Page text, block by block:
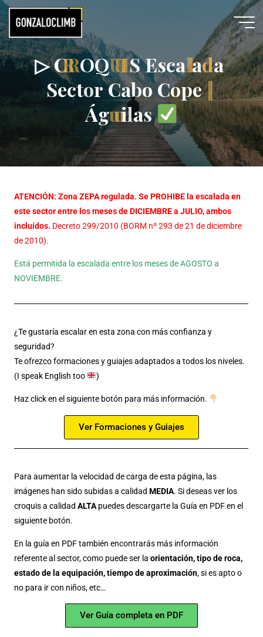
▷CROQUISEscalada
SectorCaboCope|
Águilas
ATENCIÓN: Zona ZEPA regulada. Se PROHIBE la escalada en
este sector entre los meses de DICIEMBRE a JULIO, ambos
incluídos. Decreto 299/2010 (BORM nº 293 de 21 de diciembre
de 2010).
Está permitida la escalada entre los meses de AGOSTO a
NOVIEMBRE.
¿Te gustaría escalar en esta zona con más confianza y
seguridad?
Te ofrezco formaciones y guiajes adaptados a todos los niveles.
(I speak English too
)
Haz click en el siguiente botón para más información.
Ver Formaciones y Guiajes
Para aumentar la velocidad de carga de esta página, las
imágenes han sido subidas a calidadMEDIA. Si deseas ver los
croquis a calidadALTA puedes descargarte la Guía en PDF en el
siguiente botón.
En la guía en PDF también encontrarás más información
referente al sector, como puede ser laorientación, tipo de roca,
estado de la equipación, tiempo de aproximación, si es apto o
no para ir con niños, etc…
Ver Guía completa en PDF